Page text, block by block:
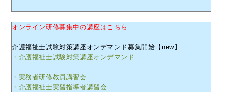
オンライン研修募集中の講座はこちら
介護福祉士試験対策講座オンデマンド募集開始【new】
・介護福祉士試験対策講座オンデマンド
・実務者研修教員講習会
・介護福祉士実習指導者講習会